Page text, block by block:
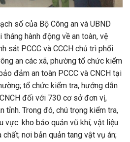
số của Bộ Công an và UBND
tháng hành động về an toàn, vệ
sát PCCC và CCCH chủ trì phối
an các xã, phường tổ chức kiểm
đảm an toàn PCCC và CNCH tại
tổ chức kiểm tra, hướng dẫn
đối với 730 cơ sở đơn vị,
tỉnh. Trong đó, chú trọng kiểm tra,
vực: kho bảo quản vũ khí, vật liệu
chất; nơi bản quản tang vật vụ án;